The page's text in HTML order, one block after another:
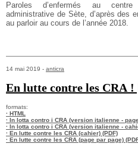
Paroles d’enfermés au
administrative de Sète, d’après des
au parloir au cours de l’année 2018.
14 mai 2019 - anticra
En lutte contre les CRA !
formats:
· HTML
· In lotta contro i CRA (version italienne -
· In lotta contro i CRA (version italienne -
· En lutte contre les CRA (cahier) (PDF)
· En lutte contre les CRA (page par page)